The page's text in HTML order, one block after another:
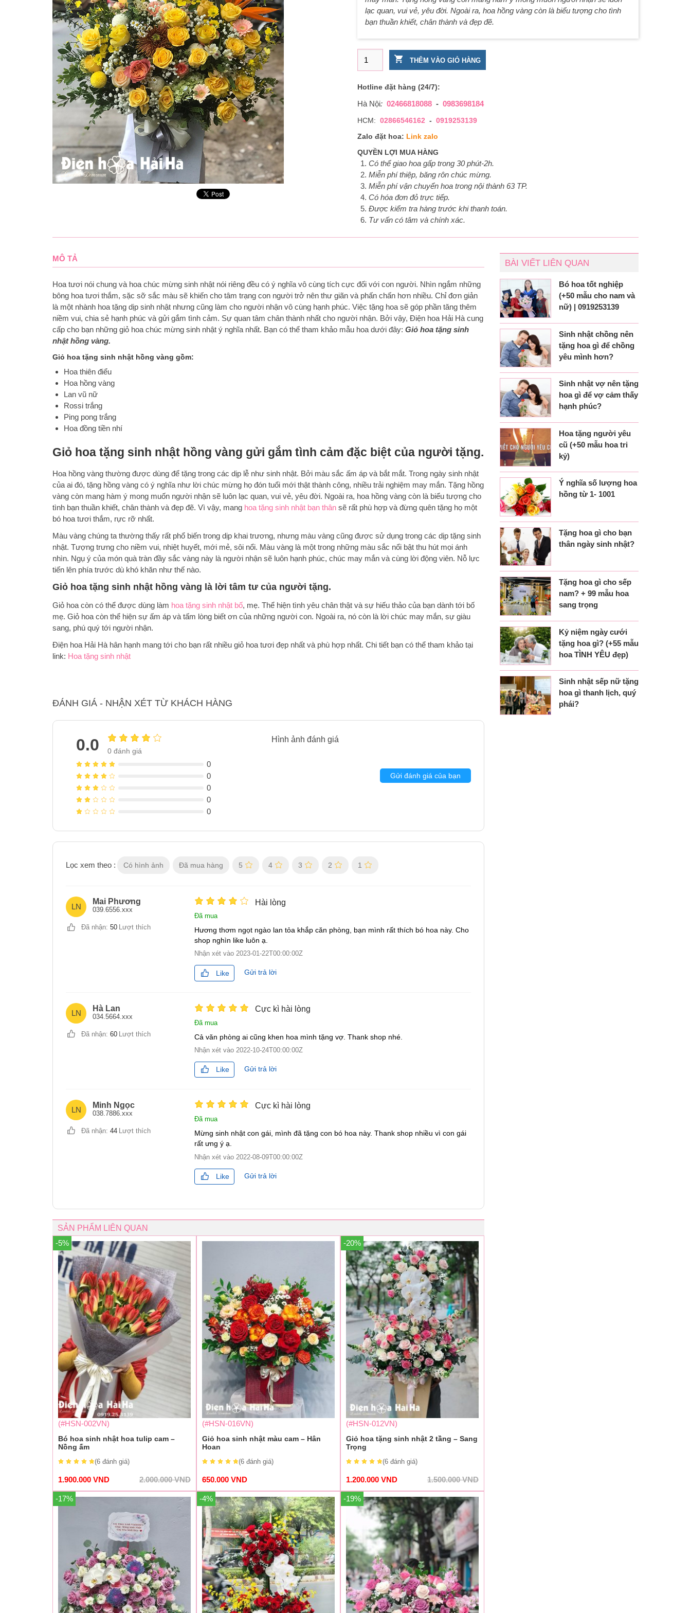
lạc quan, vui vẻ, yêu đời. Ngoài ra, hoa hồng vàng còn là biểu tượng cho tình
bạn thuần khiết, chân thành và đẹp đẽ.
Giỏ hoa tặng sinh nhật hồng vàng - Nét tươi thắm số lượng
THÊM VÀO GIỎ HÀNG
Hotline đặt hàng (24/7):
Hà Nội: 02466818088- 0983698184
HCM: 02866546162- 0919253139
Zalo đặt hoa: Link zalo
QUYỀN LỢI MUA HÀNG
Có thể giao hoa gấp trong 30 phút-2h.
Miễn phí thiệp, băng rôn chúc mừng.
Miễn phí vận chuyển hoa trong nội thành 63 TP.
Có hóa đơn đỏ trực tiếp.
Được kiểm tra hàng trước khi thanh toán.
Tư vấn có tâm và chính xác.
MÔ TẢ
Hoa tươi nói chung và hoa chúc mừng sinh nhật nói riêng đều có ý nghĩa vô cùng tích cực đối với con người. Nhìn ngắm những
bông hoa tươi thắm, sặc sỡ sắc màu sẽ khiến cho tâm trạng con người trở nên thư giãn và phấn chấn hơn nhiều. Chỉ đơn giản
là một nhành hoa tặng dịp sinh nhật nhưng cũng làm cho người nhận vô cùng hạnh phúc. Việc tặng hoa sẽ góp phần tăng thêm
niềm vui, chia sẻ hạnh phúc và gửi gắm tình cảm. Sự quan tâm chân thành nhất cho người nhận. Bởi vậy, Điện hoa Hải Hà cung
cấp cho bạn những giỏ hoa chúc mừng sinh nhật ý nghĩa nhất. Bạn có thể tham khảo mẫu hoa dưới đây: Giỏ hoa tặng sinh
nhật hồng vàng.
Giỏ hoa tặng sinh nhật hồng vàng gồm:
Hoa thiên điểu
Hoa hồng vàng
Lan vũ nữ
Rossi trắng
Ping pong trắng
Hoa đồng tiền nhí
Giỏ hoa tặng sinh nhật hồng vàng gửi gắm tình cảm đặc biệt của người tặng.
Hoa hồng vàng thường được dùng để tặng trong các dịp lễ như sinh nhật. Bởi màu sắc ấm áp và bắt mắt. Trong ngày sinh nhật
của ai đó, tặng hồng vàng có ý nghĩa như lời chúc mừng họ đón tuổi mới thật thành công, nhiều trải nghiệm may mắn. Tặng hồng
vàng còn mang hàm ý mong muốn người nhận sẽ luôn lạc quan, vui vẻ, yêu đời. Ngoài ra, hoa hồng vàng còn là biểu tượng cho
tình bạn thuần khiết, chân thành và đẹp đẽ. Vì vậy, mang hoa tặng sinh nhật bạn thân sẽ rất phù hợp và đừng quên tặng họ một
bó hoa tươi thắm, rực rỡ nhất.
Màu vàng chúng ta thường thấy rất phổ biến trong dịp khai trương, nhưng màu vàng cũng được sử dụng trong các dịp tặng sinh
nhật. Tượng trưng cho niềm vui, nhiệt huyết, mới mẻ, sôi nổi. Màu vàng là một trong những màu sắc nổi bật thu hút mọi ánh
nhìn. Ngụ ý của món quà tràn đầy sắc vàng này là người nhận sẽ luôn hạnh phúc, chúc may mắn và cùng lời động viên. Nỗ lực
tiến lên phía trước dù khó khăn như thế nào.
Giỏ hoa tặng sinh nhật hồng vàng là lời tâm tư của người tặng.
Giỏ hoa còn có thể được dùng làm hoa tặng sinh nhật bố, mẹ. Thể hiện tình yêu chân thật và sự hiếu thảo của bạn dành tới bố
mẹ. Giỏ hoa còn thể hiện sự ấm áp và tấm lòng biết ơn của những người con. Ngoài ra, nó còn là lời chúc may mắn, sự giàu
sang, phú quý tới người nhận.
Điện hoa Hải Hà hân hạnh mang tới cho bạn rất nhiều giỏ hoa tươi đẹp nhất và phù hợp nhất. Chi tiết bạn có thể tham khảo tại
link: Hoa tặng sinh nhật
ĐÁNH GIÁ - NHẬN XÉT TỪ KHÁCH HÀNG
0.0 0 đánh giá
0
0
0
0
0
Hình ảnh đánh giá
Gửi đánh giá của bạn
Lọc xem theo : Có hình ảnh Đã mua hàng 5 4 3 2 1
LN
Mai Phương
039.6556.xxx
Đã nhận: 50 Lượt thích
Hài lòng
Đã mua
Hương thơm ngọt ngào lan tỏa khắp căn phòng, bạn mình rất thích bó hoa này. Cho
shop nghìn like luôn ạ.
Nhận xét vào 2023-01-22T00:00:00Z
Like Gửi trả lời
LN
Hà Lan
034.5664.xxx
Đã nhận: 60 Lượt thích
Cực kì hài lòng
Đã mua
Cả văn phòng ai cũng khen hoa mình tặng vợ. Thank shop nhé.
Nhận xét vào 2022-10-24T00:00:00Z
Like Gửi trả lời
LN
Minh Ngọc
038.7886.xxx
Đã nhận: 44 Lượt thích
Cực kì hài lòng
Đã mua
Mừng sinh nhật con gái, mình đã tặng con bó hoa này. Thank shop nhiều vì con gái
rất ưng ý ạ.
Nhận xét vào 2022-08-09T00:00:00Z
Like Gửi trả lời
SẢN PHẨM LIÊN QUAN
-5%
(#HSN-002VN)
Bó hoa sinh nhật hoa tulip cam –
Nồng ấm
(6 đánh giá)
2.000.000VND
1.900.000 VND
(#HSN-016VN)
Giỏ hoa sinh nhật màu cam – Hân
Hoan
(6 đánh giá)
650.000 VND
-20%
(#HSN-012VN)
Giỏ hoa tặng sinh nhật 2 tầng – Sang
Trọng
(6 đánh giá)
1.500.000VND
1.200.000 VND
-17% -4% -19%
BÀI VIẾT LIÊN QUAN
Bó hoa tốt nghiệp
(+50 mẫu cho nam và
nữ) | 0919253139
Sinh nhật chồng nên
tặng hoa gì để chồng
yêu mình hơn?
Sinh nhật vợ nên tặng
hoa gì để vợ cảm thấy
hạnh phúc?
Hoa tặng người yêu
cũ (+50 mẫu hoa tri
kỷ)
Ý nghĩa số lượng hoa
hồng từ 1- 1001
Tặng hoa gì cho bạn
thân ngày sinh nhật?
Tặng hoa gì cho sếp
nam? + 99 mẫu hoa
sang trọng
Kỷ niệm ngày cưới
tặng hoa gì? (+55 mẫu
hoa TÌNH YÊU đẹp)
Sinh nhật sếp nữ tặng
hoa gì thanh lịch, quý
phái?